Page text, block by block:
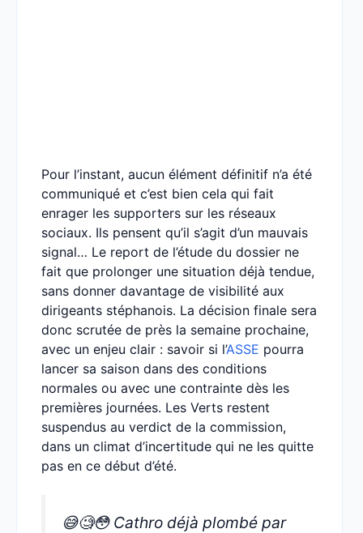
Pour l’instant, aucun élément définitif n’a été
communiqué et c’est bien cela qui fait
enrager les supporters sur les réseaux
sociaux. Ils pensent qu’il s’agit d’un mauvais
signal… Le report de l’étude du dossier ne
fait que prolonger une situation déjà tendue,
sans donner davantage de visibilité aux
dirigeants stéphanois. La décision finale sera
donc scrutée de près la semaine prochaine,
avec un enjeu clair : savoir si l’ASSE pourra
lancer sa saison dans des conditions
normales ou avec une contrainte dès les
premières journées. Les Verts restent
suspendus au verdict de la commission,
dans un climat d’incertitude qui ne les quitte
pas en ce début d’été.
😅🧐😳 Cathro déjà plombé par